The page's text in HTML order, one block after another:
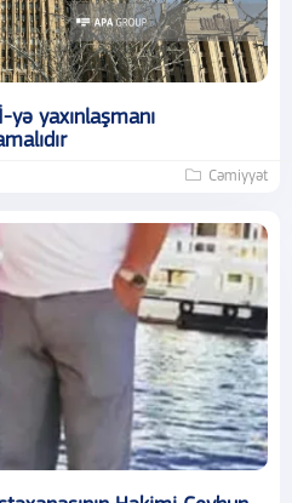
yaxınlaşmanı
Cəmiyyət